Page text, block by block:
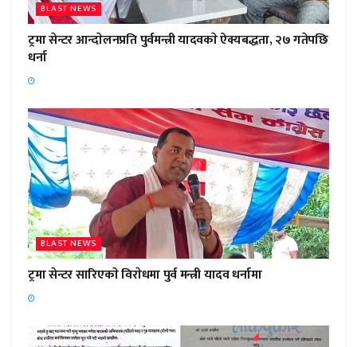
BLAST NEWS
ट्रमा सेन्टर आन्दाेलनप्रति पुर्वमन्त्री यादवकाे ऐक्यबद्धता, २७ गतेपछि
धर्ना
BLAST NEWS
ट्रमा सेन्टर सारिएकाे विराेधमा पुर्व मन्त्री यादव धर्नामा